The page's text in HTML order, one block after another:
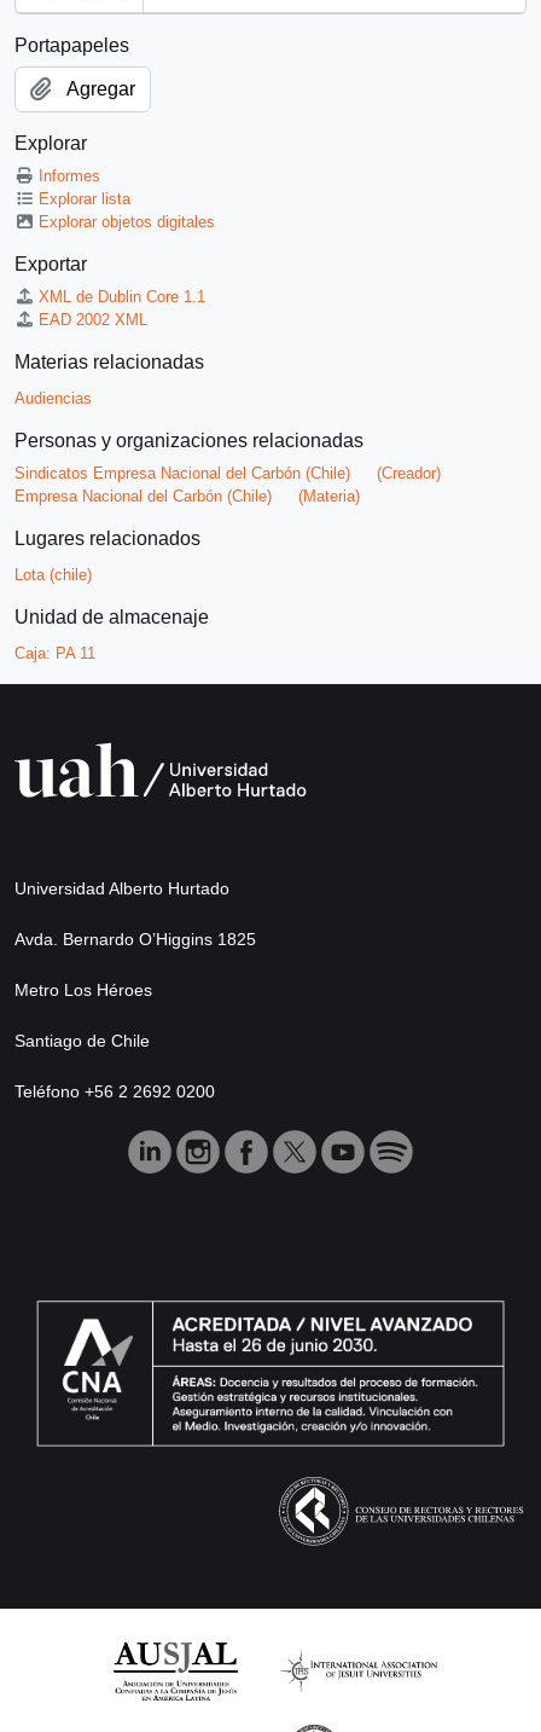
Portapapeles
Agregar
Explorar
Informes
Explorar lista
Explorar objetos digitales
Exportar
XML de Dublin Core 1.1
EAD 2002 XML
Materias relacionadas
Audiencias
Personas y organizaciones relacionadas
Sindicatos Empresa Nacional del Carbón (Chile)
(Creador)
Empresa Nacional del Carbón (Chile)
(Materia)
Lugares relacionados
Lota (chile)
Unidad de almacenaje
Caja: PA 11
Universidad Alberto Hurtado
Avda. Bernardo O’Higgins 1825
Metro Los Héroes
Santiago de Chile
Teléfono +56 2 2692 0200